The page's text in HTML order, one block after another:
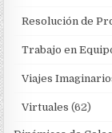
Resolución de
Trabajo en
Viajes
Virtuales (62)